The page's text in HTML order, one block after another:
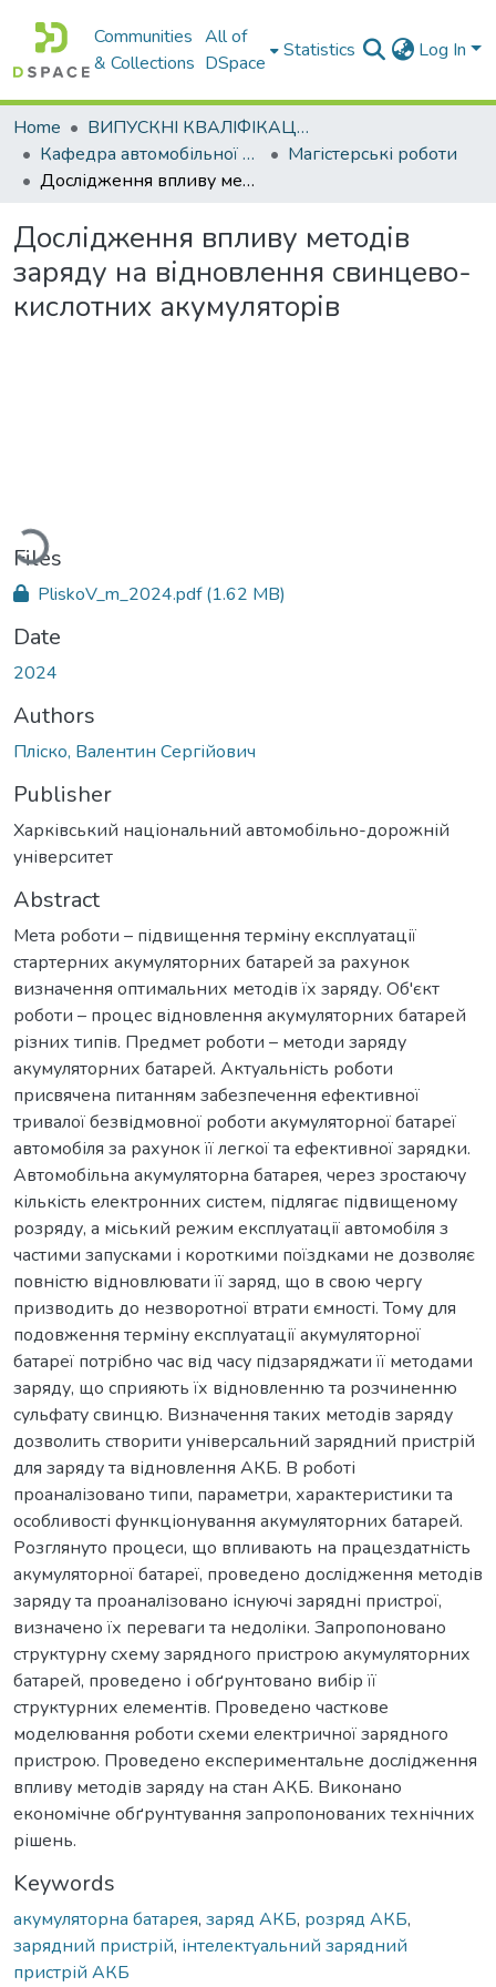
Communities
& Collections
All of
DSpace
Statistics Log In
Home
ВИПУСКНІ КВАЛІФІКАЦІЙНІ РОБОТИ
Кафедра автомобільної електроніки
Магістерські роботи
Дослідження впливу методів заряду на відновлення свинцево-кислотних акумуляторів
Дослідження впливу методів
заряду на відновлення свинцево-
кислотних акумуляторів
Loading...
Files
PliskoV_m_2024.pdf(1.62 MB)
Date
2024
Authors
Пліско, Валентин Сергійович
Publisher
Харківський національний автомобільно-дорожній
університет
Abstract
Мета роботи – підвищення терміну експлуатації
стартерних акумуляторних батарей за рахунок
визначення оптимальних методів їх заряду. Об'єкт
роботи – процес відновлення акумуляторних батарей
різних типів. Предмет роботи – методи заряду
акумуляторних батарей. Актуальність роботи
присвячена питанням забезпечення ефективної
тривалої безвідмовної роботи акумуляторної батареї
автомобіля за рахунок її легкої та ефективної зарядки.
Автомобільна акумуляторна батарея, через зростаючу
кількість електронних систем, підлягає підвищеному
розряду, а міський режим експлуатації автомобіля з
частими запусками і короткими поїздками не дозволяє
повністю відновлювати її заряд, що в свою чергу
призводить до незворотної втрати ємності. Тому для
подовження терміну експлуатації акумуляторної
батареї потрібно час від часу підзаряджати її методами
заряду, що сприяють їх відновленню та розчиненню
сульфату свинцю. Визначення таких методів заряду
дозволить створити універсальний зарядний пристрій
для заряду та відновлення АКБ. В роботі
проаналізовано типи, параметри, характеристики та
особливості функціонування акумуляторних батарей.
Розглянуто процеси, що впливають на працездатність
акумуляторної батареї, проведено дослідження методів
заряду та проаналізовано існуючі зарядні пристрої,
визначено їх переваги та недоліки. Запропоновано
структурну схему зарядного пристрою акумуляторних
батарей, проведено і обґрунтовано вибір її
структурних елементів. Проведено часткове
моделювання роботи схеми електричної зарядного
пристрою. Проведено експериментальне дослідження
впливу методів заряду на стан АКБ. Виконано
економічне обґрунтування запропонованих технічних
рішень.
Keywords
акумуляторна батарея, заряд АКБ, розряд АКБ,
зарядний пристрій, інтелектуальний зарядний
пристрій АКБ